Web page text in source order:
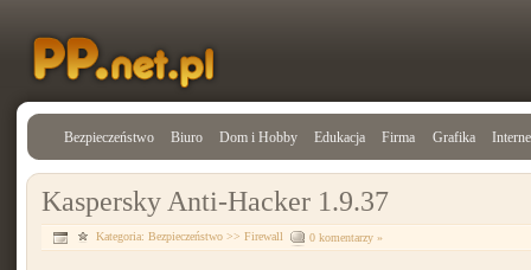
Bezpieczeństwo Biuro Dom i Hobby Edukacja Firma Grafika
Kaspersky Anti-Hacker 1.9.37
Kategoria: Bezpieczeństwo >> Firewall 0 komentarzy »